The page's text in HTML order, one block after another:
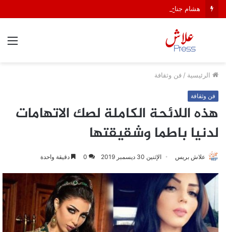
الرئيسية / فن وثقافة
فن وثقافة
هذه اللائحة الكاملة لصك الاتهامات
لدنيا باطما وشقيقتها
علاش بريس الإثنين 30 ديسمبر 2019 0 دقيقة واحدة